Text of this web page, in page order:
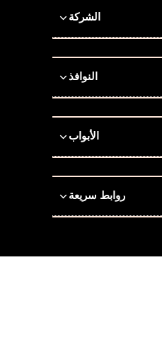
الشركة
النوافذ
الأبواب
روابط سريعة